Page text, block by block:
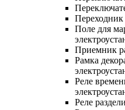
Переходник
Поле для
Приемник
Рамка
Реле
Реле